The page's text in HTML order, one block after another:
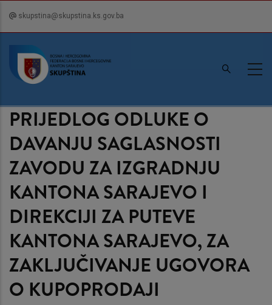
content
skupstina@skupstina.ks.gov.ba
PRIJEDLOG ODLUKE O
DAVANJU SAGLASNOSTI
ZAVODU ZA IZGRADNJU
KANTONA SARAJEVO I
DIREKCIJI ZA PUTEVE
KANTONA SARAJEVO, ZA
ZAKLJUČIVANJE UGOVORA
O KUPOPRODAJI